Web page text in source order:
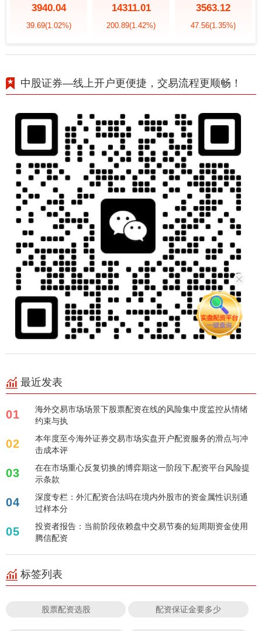
3940.04
39.69(1.02%)
14311.01
200.89(1.42%)
3563.12
47.56(1.35%)
中股证券—线上开户更便捷，交易流程更顺畅！
最近发表
01
海外交易市场场景下股票配资在线的风险集中度监控从情绪
约束与执
02
本年度至今海外证券交易市场实盘开户配资服务的滑点与冲
击成本评
03
在在市场重心反复切换的博弈期这一阶段下,配资平台风险提
示条款
04
深度专栏：外汇配资合法吗在境内外股市的资金属性识别通
过样本分
05
投资者报告：当前阶段依赖盘中交易节奏的短周期资金使用
腾信配资
标签列表
股票配资选股 配资保证金要多少